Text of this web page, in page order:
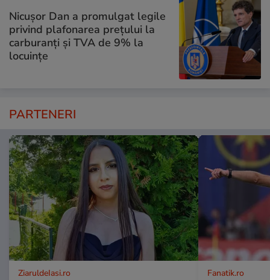
Nicușor Dan a promulgat legile
privind plafonarea prețului la
carburanți și TVA de 9% la
locuințe
PARTENERI
ZiaruldeIasi.ro Fanatik.ro